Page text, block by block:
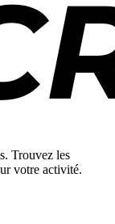
Trouvez les
votre activité.